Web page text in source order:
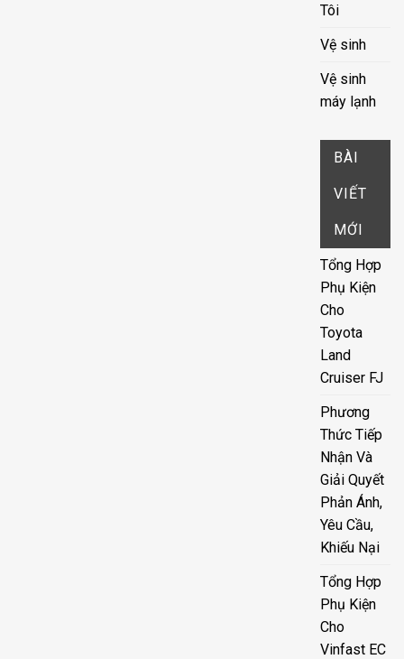
Tôi
Vệ sinh
Vệ sinh
máy lạnh
BÀI
VIẾT
MỚI
Tổng Hợp
Phụ Kiện
Cho
Toyota
Land
Cruiser FJ
Phương
Thức Tiếp
Nhận Và
Giải Quyết
Phản Ánh,
Yêu Cầu,
Khiếu Nại
Tổng Hợp
Phụ Kiện
Cho
Vinfast EC